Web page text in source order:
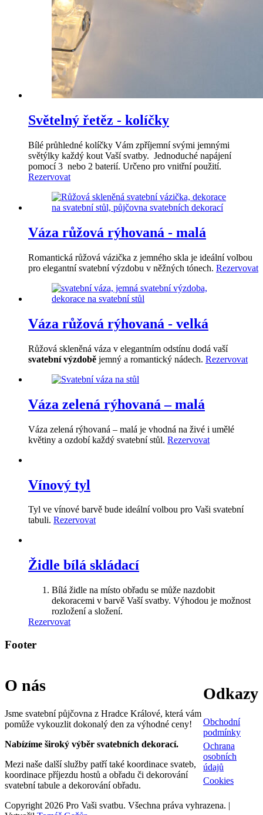
Světelný řetěz - kolíčky
Bílé průhledné kolíčky Vám zpříjemní svými jemnými
světýlky každý kout Vaší svatby. Jednoduché napájení
pomocí 3 nebo 2 baterií. Určeno pro vnitřní použití.
Rezervovat
Váza růžová rýhovaná - malá
Romantická růžová vázička z jemného skla je ideální volbou
pro elegantní svatební výzdobu v něžných tónech. Rezervovat
Váza růžová rýhovaná - velká
Růžová skleněná váza v elegantním odstínu dodá vaší
svatební výzdobě jemný a romantický nádech. Rezervovat
Váza zelená rýhovaná – malá
Váza zelená rýhovaná – malá je vhodná na živé i umělé
květiny a ozdobí každý svatební stůl. Rezervovat
Vínový tyl
Tyl ve vínové barvě bude ideální volbou pro Vaši svatební
tabuli. Rezervovat
Židle bílá skládací
Bílá židle na místo obřadu se může nazdobit
dekoracemi v barvě Vaší svatby. Výhodou je možnost
rozložení a složení.
Rezervovat
Footer
O nás
Jsme svatební půjčovna z Hradce Králové, která vám
pomůže vykouzlit dokonalý den za výhodné ceny!
Nabízíme široký výběr svatebních dekorací.
Mezi naše další služby patří také koordinace svateb,
koordinace příjezdu hostů a obřadu či dekorování
svatební tabule a dekorování obřadu.
Odkazy
Obchodní
podmínky
Ochrana
osobních
údajů
Cookies
Copyright 2026 Pro Vaši svatbu. Všechna práva vyhrazena. |